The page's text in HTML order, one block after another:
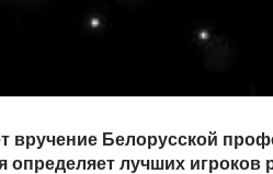
вручение Белорусской
определяет лучших